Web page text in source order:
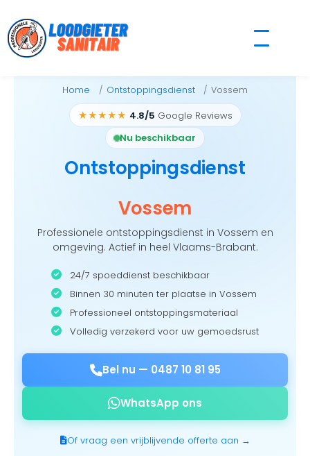
to
content
Home Ontstoppingsdienst Vossem
★★★★★ 4.8/5 Google Reviews
Nu beschikbaar
Ontstoppingsdienst
Vossem
Professionele ontstoppingsdienst in Vossem en
omgeving. Actief in heel Vlaams-Brabant.
24/7 spoeddienst beschikbaar
Binnen 30 minuten ter plaatse in Vossem
Professioneel ontstoppingsmateriaal
Volledig verzekerd voor uw gemoedsrust
Bel nu — 0487 10 81 95
WhatsApp ons
Of vraag een vrijblijvende offerte aan →